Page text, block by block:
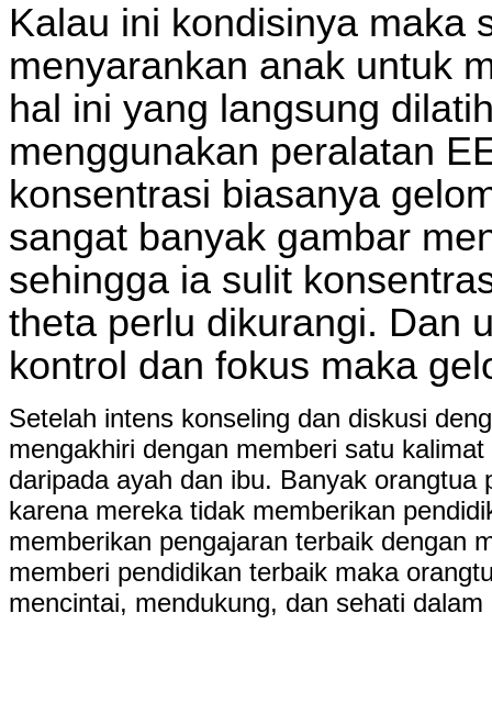
Kalau ini kondisinya maka
menyarankan anak untuk
hal ini yang langsung
menggunakan peralatan
konsentrasi biasanya
sangat banyak gambar
sehingga ia sulit
theta perlu dikurangi. Dan
kontrol dan fokus maka
Setelah intens konseling dan diskusi
mengakhiri dengan memberi satu
daripada ayah dan ibu. Banyak orangtua
karena mereka tidak memberikan
memberikan pengajaran terbaik dengan
memberi pendidikan terbaik maka
mencintai, mendukung, dan sehati dalam